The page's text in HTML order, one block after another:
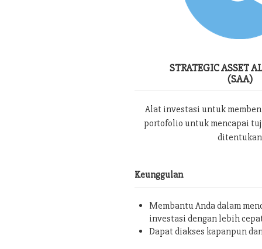
STRATEGIC ASSET
(SAA)
Alat investasi untuk
portofolio untuk mencapai
ditentukan
Keunggulan
Membantu Anda dalam
investasi dengan lebih
Dapat diakses kapanpun